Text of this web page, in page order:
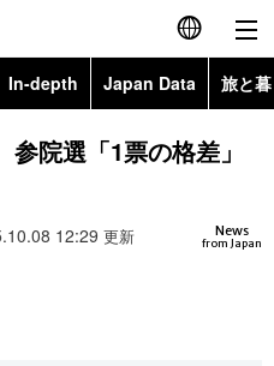
English
简体字
In-depth Japan Data 旅と
Topics
院選「1票の格差」
News
from Japan
12:29 更新